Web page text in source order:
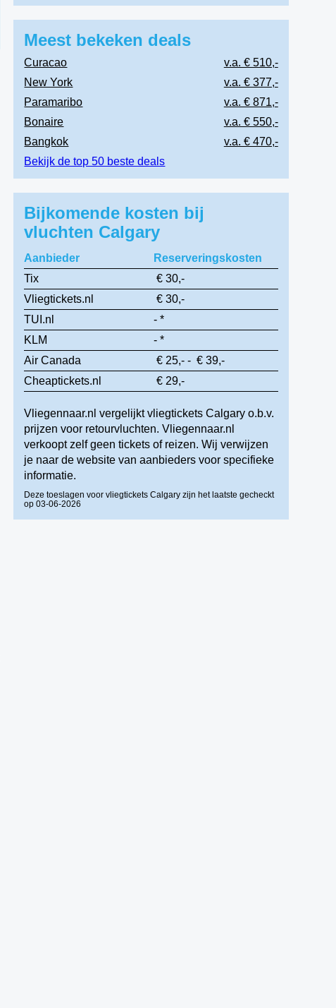
Meest bekeken deals
Curacao
v.a. € 510,-
New York
v.a. € 377,-
Paramaribo
v.a. € 871,-
Bonaire
v.a. € 550,-
Bangkok
v.a. € 470,-
Bekijk de top 50 beste deals
Bijkomende kosten bij
vluchten Calgary
Aanbieder
Reserveringskosten
Tix
€ 30,-
Vliegtickets.nl
€ 30,-
TUI.nl
- *
KLM
- *
Air Canada
€ 25,- - € 39,-
Cheaptickets.nl
€ 29,-
Vliegennaar.nl vergelijkt vliegtickets Calgary o.b.v.
prijzen voor retourvluchten. Vliegennaar.nl
verkoopt zelf geen tickets of reizen. Wij verwijzen
je naar de website van aanbieders voor specifieke
informatie.
Deze toeslagen voor vliegtickets Calgary zijn het laatste gecheckt
op 03-06-2026